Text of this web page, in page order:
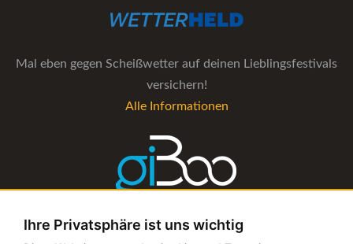
Ihre Privatsphäre ist uns wichtig
Mal eben gegen Scheißwetter auf deinen Lieblingsfestivals
versichern!
Alle Informationen